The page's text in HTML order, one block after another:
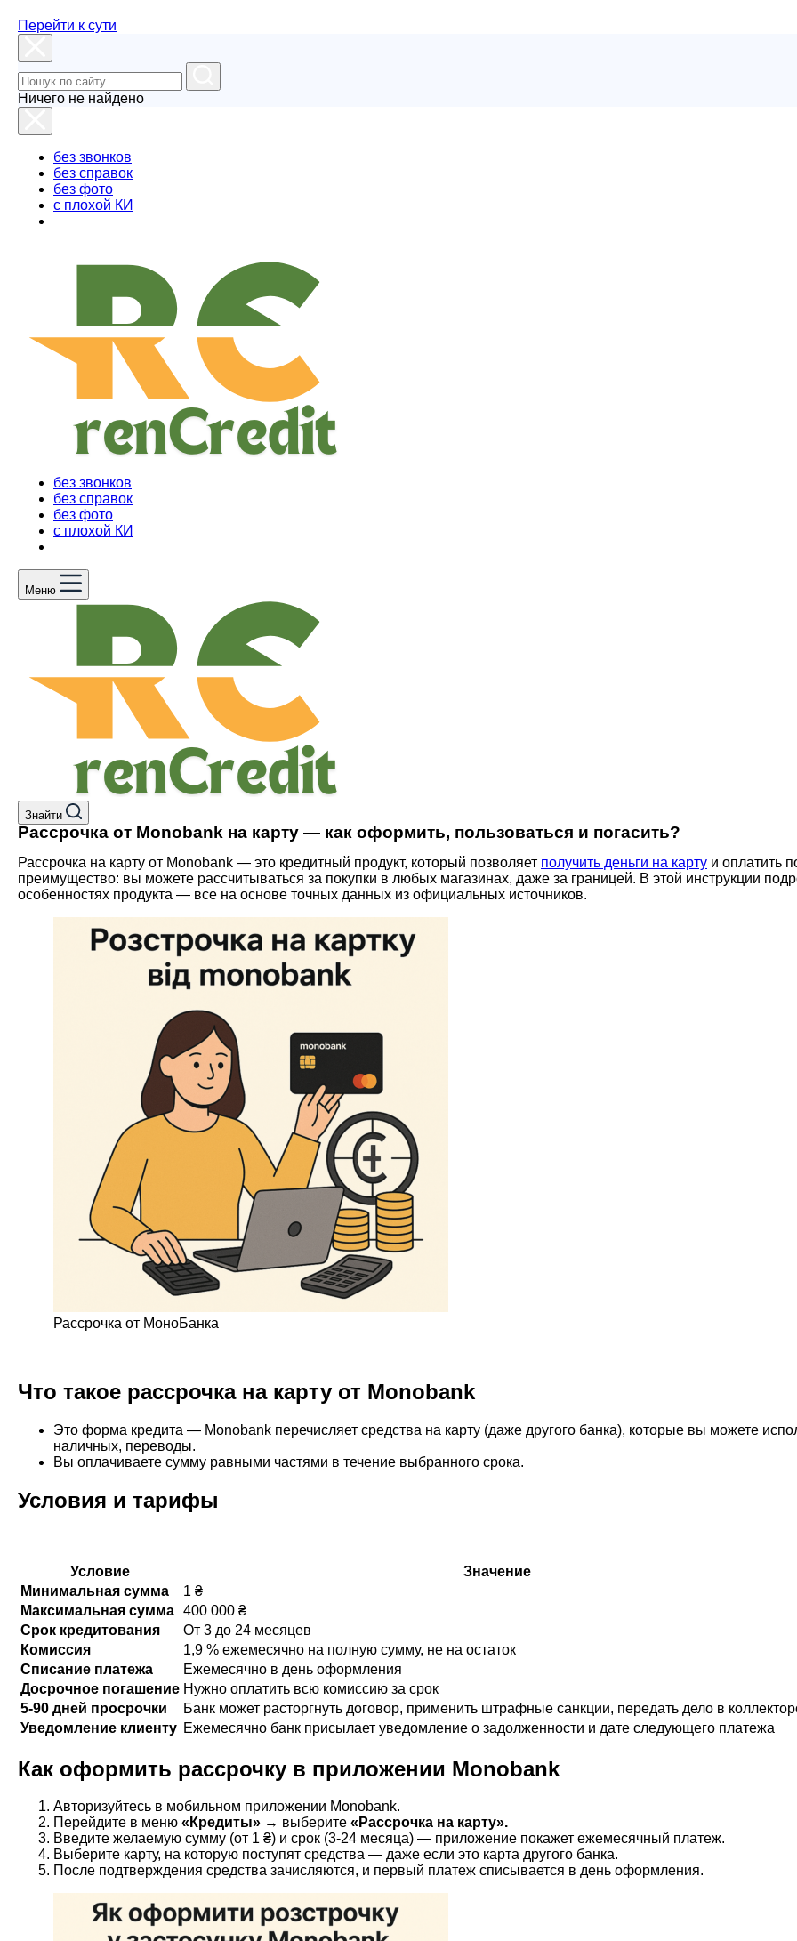
Перейти к сути
Ничего не найдено
без звонков
без справок
без фото
с плохой КИ
без звонков
без справок
без фото
с плохой КИ
Меню
Знайти
Рассрочка от Monobank на карту — как оформить, пользоваться и погасить?
Рассрочка на карту от Monobank — это кредитный продукт, который позволяет получить деньги на карту и оплатить
преимущество: вы можете рассчитываться за покупки в любых магазинах, даже за границей. В этой инструкции
особенностях продукта — все на основе точных данных из официальных источников.
Рассрочка от МоноБанка
Что такое рассрочка на карту от Monobank
Это форма кредита — Monobank перечисляет средства на карту (даже другого банка), которые вы можете
наличных, переводы.
Вы оплачиваете сумму равными частями в течение выбранного срока.
Условия и тарифы
Условие
Значение
Минимальная сумма
1 ₴
Максимальная сумма 400 000 ₴
Срок кредитования
От 3 до 24 месяцев
Комиссия
1,9 % ежемесячно на полную сумму, не на остаток
Списание платежа
Ежемесячно в день оформления
Досрочное погашение Нужно оплатить всю комиссию за срок
5-90 дней просрочки
Банк может расторгнуть договор, применить штрафные санкции, передать дело в
Уведомление клиенту Ежемесячно банк присылает уведомление о задолженности и дате следующего платежа
Как оформить рассрочку в приложении Monobank
Авторизуйтесь в мобильном приложении Monobank.
Перейдите в меню «Кредиты» → выберите «Рассрочка на карту».
Введите желаемую сумму (от 1 ₴) и срок (3-24 месяца) — приложение покажет ежемесячный платеж.
Выберите карту, на которую поступят средства — даже если это карта другого банка.
После подтверждения средства зачисляются, и первый платеж списывается в день оформления.